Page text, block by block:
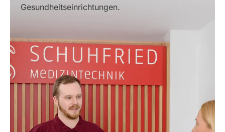
Gesundheitseinrichtungen.